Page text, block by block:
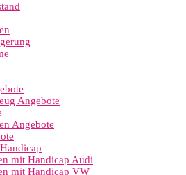
Angebote
Angebote
mit Handicap Audi
mit Handicap VW